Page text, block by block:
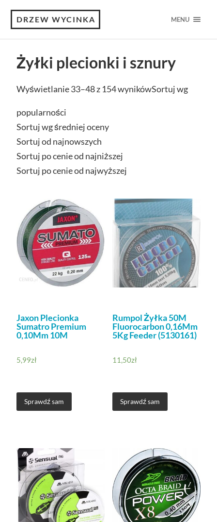
DRZEW WYCINKA MENU
Żyłki plecionki i sznury
Wyświetlanie 33–48 z 154 wynikówSortuj wg
popularności
Sortuj wg średniej oceny
Sortuj od najnowszych
Sortuj po cenie od najniższej
Sortuj po cenie od najwyższej
Jaxon Plecionka
Sumatro Premium
0,10Mm 10M
5,99zł
Sprawdź sam
Rumpol Żyłka 50M
Fluorocarbon 0,16Mm
5Kg Feeder (5130161)
11,50zł
Sprawdź sam